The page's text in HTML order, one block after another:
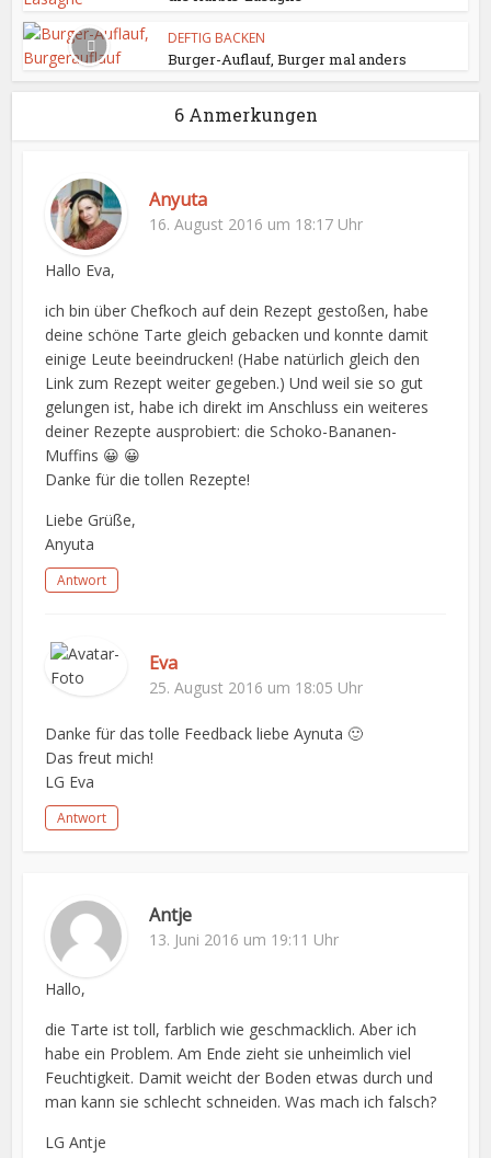
DEFTIG BACKEN
Burger-Auflauf, Burger mal anders
6 Anmerkungen
Anyuta
16. August 2016 um 18:17 Uhr
Hallo Eva,
ich bin über Chefkoch auf dein Rezept gestoßen, habe
deine schöne Tarte gleich gebacken und konnte damit
einige Leute beeindrucken! (Habe natürlich gleich den
Link zum Rezept weiter gegeben.) Und weil sie so gut
gelungen ist, habe ich direkt im Anschluss ein weiteres
deiner Rezepte ausprobiert: die Schoko-Bananen-
Muffins 😀 😀
Danke für die tollen Rezepte!
Liebe Grüße,
Anyuta
Antwort
Eva
25. August 2016 um 18:05 Uhr
Danke für das tolle Feedback liebe Aynuta 🙂
Das freut mich!
LG Eva
Antwort
Antje
13. Juni 2016 um 19:11 Uhr
Hallo,
die Tarte ist toll, farblich wie geschmacklich. Aber ich
habe ein Problem. Am Ende zieht sie unheimlich viel
Feuchtigkeit. Damit weicht der Boden etwas durch und
man kann sie schlecht schneiden. Was mach ich falsch?
LG Antje